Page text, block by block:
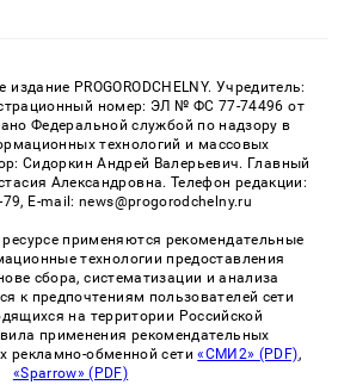
PROGORODCHELNY. Учредитель:
номер: ЭЛ № ФС 77-74496 от
Федеральной службой по надзору в
технологий и массовых
Сидоркин Андрей Валерьевич. Главный
Александровна. Телефон редакции:
E-mail: news@progorodchelny.ru
применяются рекомендательные
технологии предоставления
сбора, систематизации и анализа
к предпочтениям пользователей сети
на территории Российской
применения рекомендательных
рекламно-обменной сети«СМИ2» (PDF),
«Sparrow» (PDF)